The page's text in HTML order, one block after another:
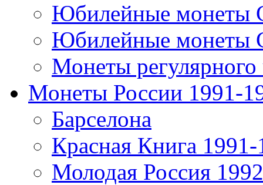
Юбилейные
Юбилейные
Монеты
Монеты России 1991-
Барселона
Красная Книга 1991-
Молодая Россия